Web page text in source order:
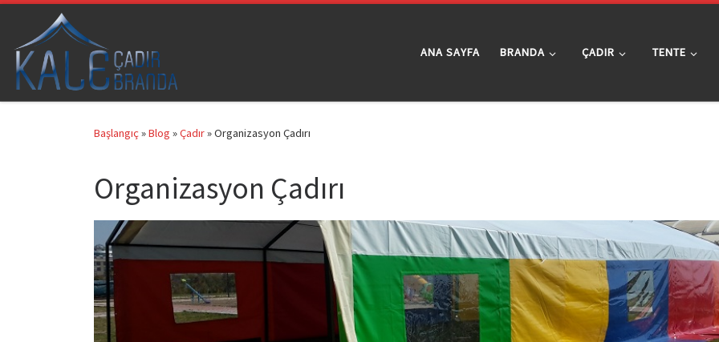
Skip to content
ANA SAYFA BRANDA ÇADIR TENTE
Başlangıç»Blog »Çadır»Organizasyon Çadırı
Organizasyon Çadırı